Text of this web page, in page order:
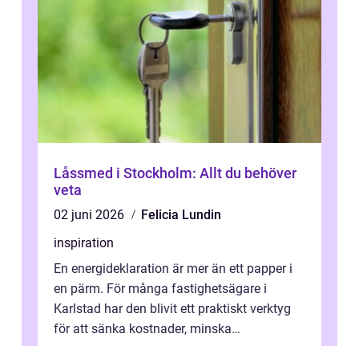
Låssmed i Stockholm: Allt du behöver
veta
02 juni 2026
Felicia Lundin
inspiration
En energideklaration är mer än ett papper i
en pärm. För många fastighetsägare i
Karlstad har den blivit ett praktiskt verktyg
för att sänka kostnader, minska